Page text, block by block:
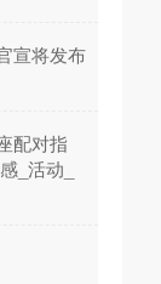
宣将发布
配对指
_活动_